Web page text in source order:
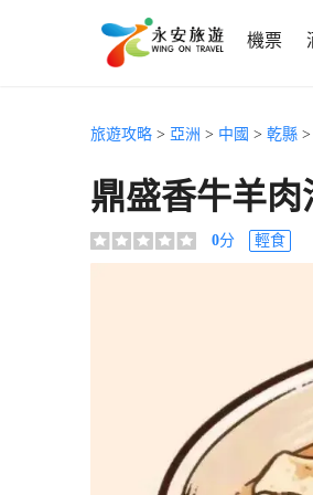
機票
旅遊攻略 > 亞洲 > 中國 > 乾縣 >
鼎盛香牛羊肉
0分 輕食